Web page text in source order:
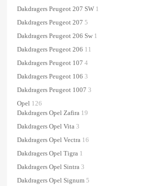
Dakdragers Peugeot 207 SW 1
Dakdragers Peugeot 207 5
Dakdragers Peugeot 206 Sw 1
Dakdragers Peugeot 206 11
Dakdragers Peugeot 107 4
Dakdragers Peugeot 106 3
Dakdragers Peugeot 1007 3
Opel 126
Dakdragers Opel Zafira 19
Dakdragers Opel Vita 3
Dakdragers Opel Vectra 16
Dakdragers Opel Tigra 1
Dakdragers Opel Sintra 3
Dakdragers Opel Signum 5